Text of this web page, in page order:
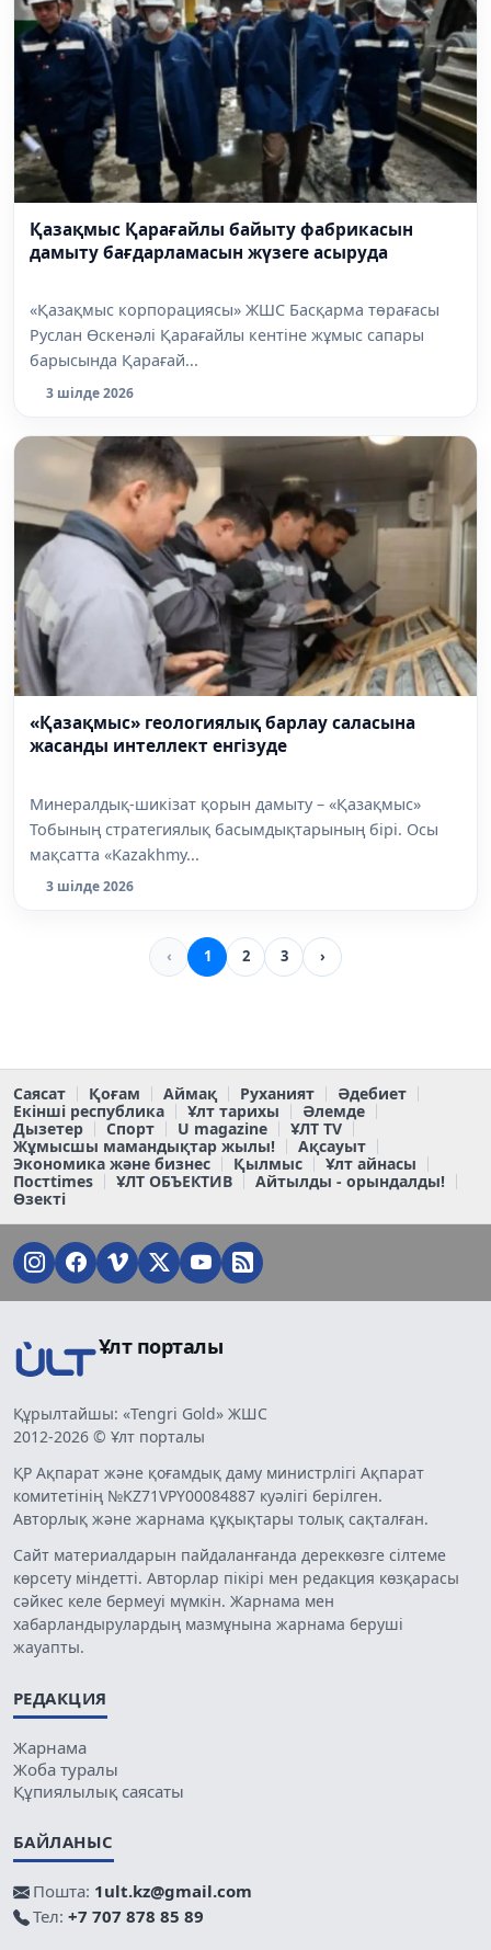
Қазақмыс Қарағайлы байыту фабрикасын
дамыту бағдарламасын жүзеге асыруда
«Қазақмыс корпорациясы» ЖШС Басқарма төрағасы
Руслан Өскенәлі Қарағайлы кентіне жұмыс сапары
барысында Қарағай...
3 шілде 2026
«Қазақмыс» геологиялық барлау саласына
жасанды интеллект енгізуде
Минералдық-шикізат қорын дамыту – «Қазақмыс»
Тобының стратегиялық басымдықтарының бірі. Осы
мақсатта «Kazakhmy...
3 шілде 2026
‹ 1 2 3 ›
Саясат Қоғам Аймақ Руханият
Әдебиет
Екінші республика
Ұлт тарихы
Әлемде
Дызетер
Спорт U magazine
ҰЛТ TV
Жұмысшы мамандықтар жылы!
Ақсауыт
Экономика және бизнес
Қылмыс
Ұлт айнасы
Постtimes
ҰЛТ ОБЪЕКТИВ
Айтылды - орындалды!
Өзекті
Ұлт порталы
Құрылтайшы: «Tengri Gold» ЖШС
2012-2026 © Ұлт порталы
ҚР Ақпарат және қоғамдық даму министрлігі Ақпарат
комитетінің №KZ71VPY00084887 куәлігі берілген.
Авторлық және жарнама құқықтары толық сақталған.
Сайт материалдарын пайдаланғанда дереккөзге сілтеме
көрсету міндетті. Авторлар пікірі мен редакция көзқарасы
сәйкес келе бермеуі мүмкін. Жарнама мен
хабарландырулардың мазмұнына жарнама беруші
жауапты.
РЕДАКЦИЯ
Жарнама
Жоба туралы
Құпиялылық саясаты
БАЙЛАНЫС
Пошта: 1ult.kz@gmail.com
Тел: +7 707 878 85 89